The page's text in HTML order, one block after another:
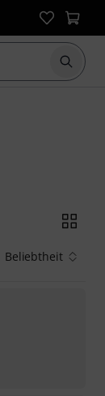
Suche
Beliebtheit